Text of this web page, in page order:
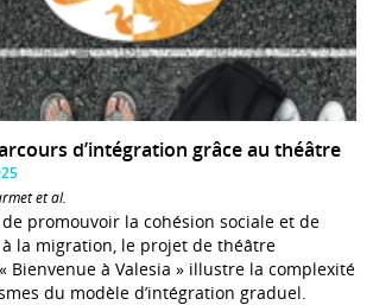
d’intégration grâce au théâtre
et al.
promouvoir la cohésion sociale et de
la migration, le projet de théâtre
Bienvenue à Valesia » illustre la complexité
du modèle d’intégration graduel.